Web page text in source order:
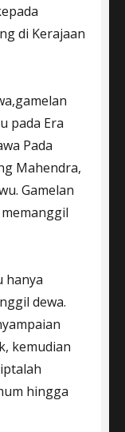
di Kerajaan
pada Era
Pada
Mahendra,
Gamelan
hanya
dewa.
kemudian
hingga